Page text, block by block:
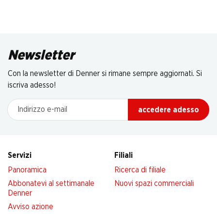
Newsletter
Con la newsletter di Denner si rimane sempre aggiornati. Si
iscriva adesso!
Indirizzo e-mail
accedere adesso
Servizi
Panoramica
Abbonatevi al settimanale
Denner
Avviso azione
Filiali
Ricerca di filiale
Nuovi spazi commerciali